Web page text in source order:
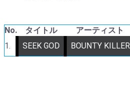
No. タイトル アーティスト
1.
SEEK GOD BOUNTY KILLER